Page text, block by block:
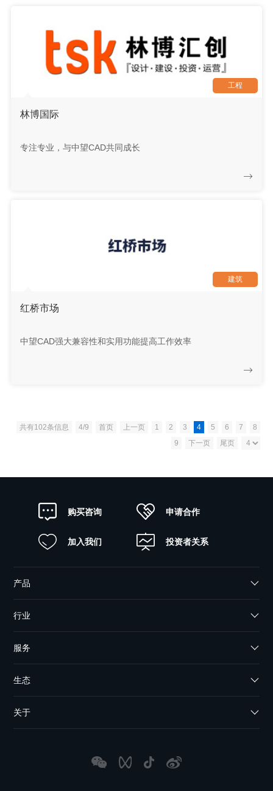
工程
林博国际
专注专业，与中望CAD共同成长
建筑
红桥市场
中望CAD强大兼容性和实用功能提高工作效率
共有102条信息 4/9 首页 上一页 1 2 3 4 5 6 7
8
9
下一页 尾页
购买咨询 申请合作
加入我们 投资者关系
产品
行业
服务
生态
关于